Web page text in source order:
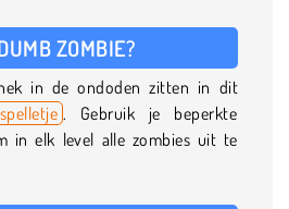
ZOMBIE?
in de ondoden zitten in dit
. Gebruik je beperkte
in elk level alle zombies uit te